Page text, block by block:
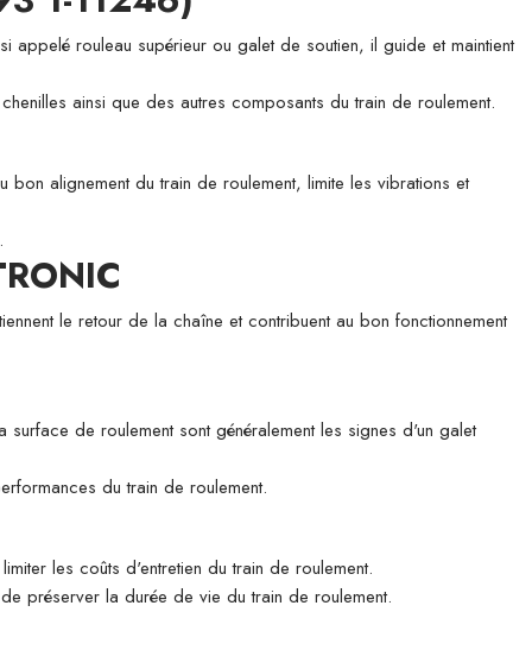
appelé rouleau supérieur ou galet de soutien, il guide et maintient
ainsi que des autres composants du train de roulement.
alignement du train de roulement, limite les vibrations et
le retour de la chaîne et contribuent au bon fonctionnement
de roulement sont généralement les signes d'un galet
du train de roulement.
les coûts d'entretien du train de roulement.
préserver la durée de vie du train de roulement.